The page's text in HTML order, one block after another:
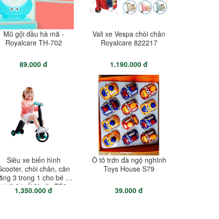
Mũ gội đầu hà mã -
Royalcare TH-702
89.000 đ
Vali xe Vespa chòi chân
Royalcare 822217
1.190.000 đ
Siêu xe biến hình
chòi chân, cân
3 trong 1 cho bé từ
1 tới 6 tuổi Nadle TF3
Joovy CHÍNH HÃNG
1.350.000 đ
Ô tô trớn đà ngộ nghĩnh
Toys House S79
39.000 đ